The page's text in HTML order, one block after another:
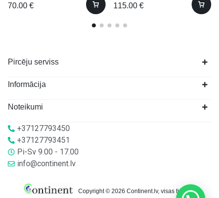
70.00 € 115.00 €
Pircēju serviss
Informācija
Noteikumi
+37127793450
+37127793451
Pi-Sv 9.00 - 17.00
info@continent.lv
Copyright © 2026 Continent.lv, visas tiesības